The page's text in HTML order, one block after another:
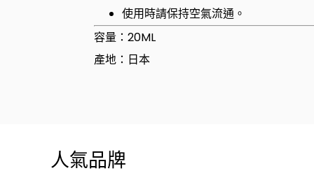
使用時請保持空氣流通。
容量：20ML
產地：日本
人氣品牌